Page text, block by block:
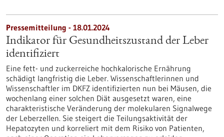
Pressemitteilung - 18.01.2024
Indikator für Gesundheitszustand der Leber
identifiziert
Eine fett- und zuckerreiche hochkalorische Ernährung
schädigt langfristig die Leber. Wissenschaftlerinnen und
Wissenschaftler im DKFZ identifizierten nun bei Mäusen, die
wochenlang einer solchen Diät ausgesetzt waren, eine
charakteristische Veränderung der molekularen Signalwege
der Leberzellen. Sie steigert die Teilungsaktivität der
Hepatozyten und korreliert mit dem Risiko von Patienten,